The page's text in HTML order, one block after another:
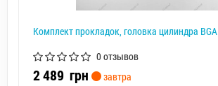
Комплект прокладок, головка цилиндра
0 отзывов
2 489 грн
завтра